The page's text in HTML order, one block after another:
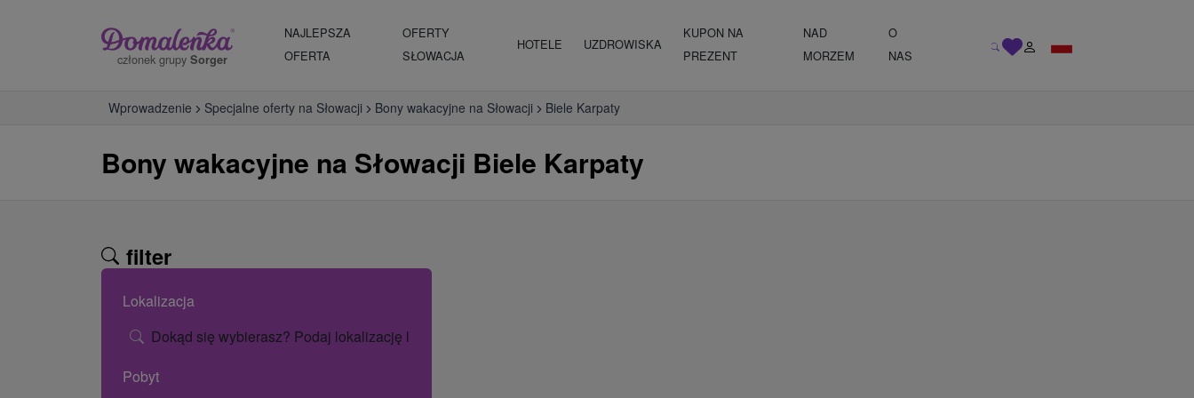
członek grupy Sorger
NAJLEPSZA
OFERTA
OFERTY
SŁOWACJA
HOTELE UZDROWISKA
KUPON NA
PREZENT
NAD
MORZEM
O
NAS
Wprowadzenie Specjalne oferty na Słowacji Bony wakacyjne na Słowacji Biele Karpaty
Bony wakacyjne na Słowacji Biele Karpaty
filter
Lokalizacja
Dokąd się wybierasz? Podaj lokalizację lub nazwę hotelu.
Pobyt